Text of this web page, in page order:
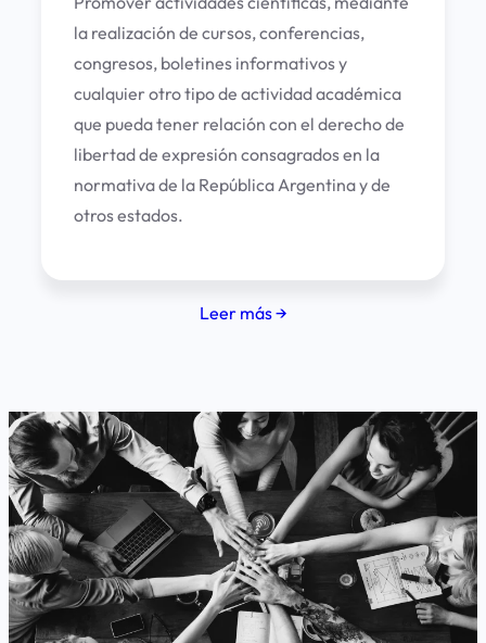
la realización de cursos, conferencias,
congresos, boletines informativos y
cualquier otro tipo de actividad académica
que pueda tener relación con el derecho de
libertad de expresión consagrados en la
normativa de la República Argentina y de
otros estados.
Leer más →